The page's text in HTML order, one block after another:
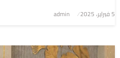
نُشر
5 فبراير، 2025 admin